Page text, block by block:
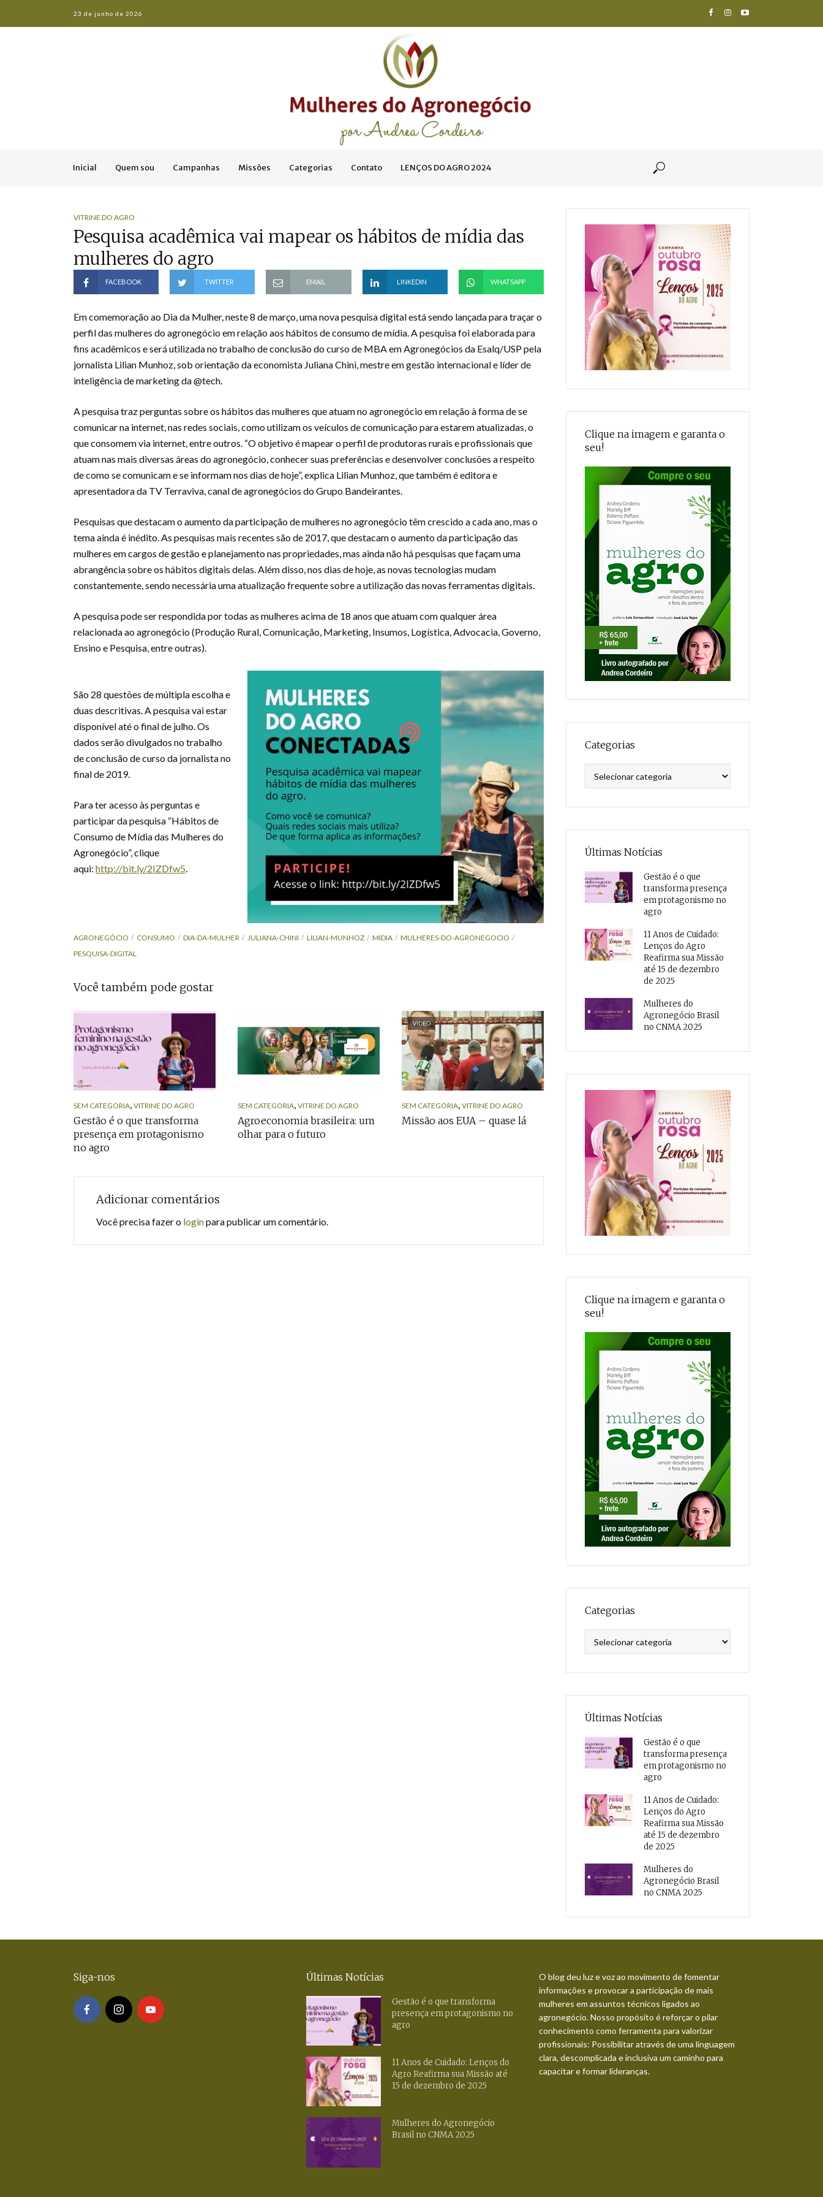
23 de junho de 2026
Inicial Quem sou Campanhas Missões Categorias Contato LENÇOS DO AGRO 2024
VITRINE DO AGRO
Pesquisa acadêmica vai mapear os hábitos de mídia das
mulheres do agro
FACEBOOK TWITTER EMAIL LINKEDIN WHATSAPP
Em comemoração ao Dia da Mulher, neste 8 de março, uma nova pesquisa digital está sendo lançada para traçar o
perfil das mulheres do agronegócio em relação aos hábitos de consumo de mídia. A pesquisa foi elaborada para
fins acadêmicos e será utilizada no trabalho de conclusão do curso de MBA em Agronegócios da Esalq/USP pela
jornalista Lilian Munhoz, sob orientação da economista Juliana Chini, mestre em gestão internacional e líder de
inteligência de marketing da @tech.
A pesquisa traz perguntas sobre os hábitos das mulheres que atuam no agronegócio em relação à forma de se
comunicar na internet, nas redes sociais, como utilizam os veículos de comunicação para estarem atualizadas, o
que consomem via internet, entre outros. “O objetivo é mapear o perfil de produtoras rurais e profissionais que
atuam nas mais diversas áreas do agronegócio, conhecer suas preferências e desenvolver conclusões a respeito
de como se comunicam e se informam nos dias de hoje”, explica Lilian Munhoz, que também é editora e
apresentadora da TV Terraviva, canal de agronegócios do Grupo Bandeirantes.
Pesquisas que destacam o aumento da participação de mulheres no agronegócio têm crescido a cada ano, mas o
tema ainda é inédito. As pesquisas mais recentes são de 2017, que destacam o aumento da participação das
mulheres em cargos de gestão e planejamento nas propriedades, mas ainda não há pesquisas que façam uma
abrangência sobre os hábitos digitais delas. Além disso, nos dias de hoje, as novas tecnologias mudam
constantemente, sendo necessária uma atualização frequente sobre a utilização das novas ferramentas digitais.
A pesquisa pode ser respondida por todas as mulheres acima de 18 anos que atuam com qualquer área
relacionada ao agronegócio (Produção Rural, Comunicação, Marketing, Insumos, Logística, Advocacia, Governo,
Ensino e Pesquisa, entre outras).
São 28 questões de múltipla escolha e
duas descritivas. A pesquisa vai estar
disponível até o final de julho. Os
dados serão divulgados no trabalho
de conclusão de curso da jornalista no
final de 2019.
Para ter acesso às perguntas e
participar da pesquisa “Hábitos de
Consumo de Mídia das Mulheres do
Agronegócio”, clique
aqui: http://bit.ly/2IZDfw5.
AGRONEGÓCIO CONSUMO DIA-DA-MULHER JULIANA-CHINI LILIAN-MUNHOZ MIDIA
MULHERES-DO-AGRONEGOCIO
PESQUISA-DIGITAL
Você também pode gostar
SEM CATEGORIA, VITRINE DO AGRO
Gestão é o que transforma
presença em protagonismo
no agro
SEM CATEGORIA, VITRINE DO AGRO
Agroeconomia brasileira: um
olhar para o futuro
VÍDEO
SEM CATEGORIA, VITRINE DO AGRO
Missão aos EUA – quase lá
Adicionar comentários
Você precisa fazer o loginpara publicar um comentário.
Clique na imagem e garanta o
seu!
Categorias
Últimas Notícias
Gestão é o que
transforma presença
em protagonismo no
agro
11 Anos de Cuidado:
Lenços do Agro
Reafirma sua Missão
até 15 de dezembro
de 2025
Mulheres do
Agronegócio Brasil
no CNMA 2025
Clique na imagem e garanta o
seu!
Categorias
Últimas Notícias
Gestão é o que
transforma presença
em protagonismo no
agro
11 Anos de Cuidado:
Lenços do Agro
Reafirma sua Missão
até 15 de dezembro
de 2025
Mulheres do
Agronegócio Brasil
no CNMA 2025
Siga-nos Últimas Notícias
Gestão é o que transforma
presença em protagonismo no
agro
11 Anos de Cuidado: Lenços do
Agro Reafirma sua Missão até
15 de dezembro de 2025
Mulheres do Agronegócio
Brasil no CNMA 2025
O blog deu luz e voz ao movimento de fomentar
informações e provocar a participação de mais
mulheres em assuntos técnicos ligados ao
agronegócio. Nosso propósito é reforçar o pilar
conhecimento como ferramenta para valorizar
profissionais: Possibilitar através de uma linguagem
clara, descomplicada e inclusiva um caminho para
capacitar e formar lideranças.